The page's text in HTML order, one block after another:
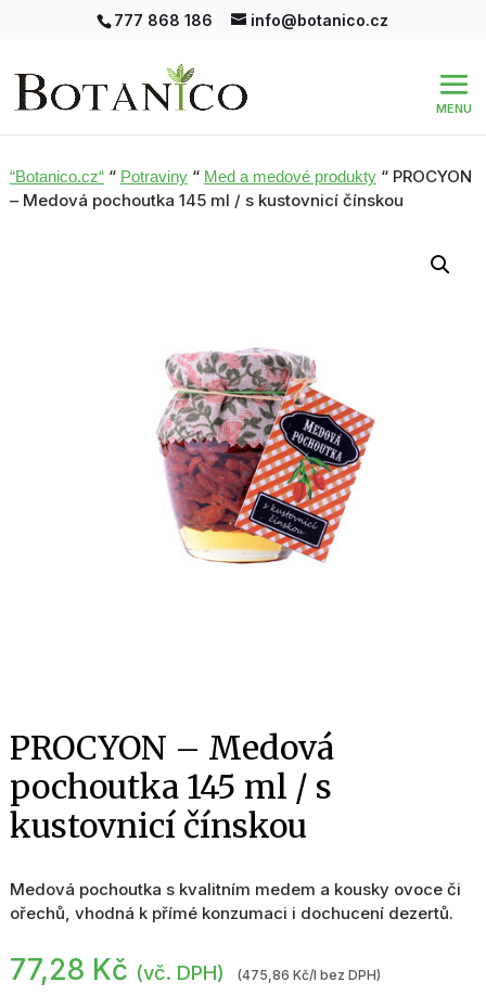
777 868 186 info@botanico.cz
“Botanico.cz““ Potraviny“ Med a medové produkty“ PROCYON
– Medová pochoutka 145 ml / s kustovnicí čínskou
PROCYON – Medová
pochoutka 145 ml / s
kustovnicí čínskou
Medová pochoutka s kvalitním medem a kousky ovoce či
ořechů, vhodná k přímé konzumaci i dochucení dezertů.
77,28 Kč (vč. DPH) (475,86 Kč/l bez DPH)